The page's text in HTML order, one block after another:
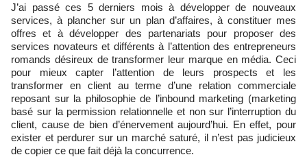
J’ai passé ces 5 derniers mois à développer de nouveaux
services, à plancher sur un plan d’affaires, à constituer mes
offres et à développer des partenariats pour proposer des
services novateurs et différents à l’attention des entrepreneurs
romands désireux de transformer leur marque en média. Ceci
pour mieux capter l’attention de leurs prospects et les
transformer en client au terme d’une relation commerciale
reposant sur la philosophie de l’inbound marketing (marketing
basé sur la permission relationnelle et non sur l’interruption du
client, cause de bien d’énervement aujourd’hui. En effet, pour
exister et perdurer sur un marché saturé, il n’est pas judicieux
de copier ce que fait déjà la concurrence.